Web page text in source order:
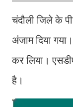
चंदौली जिले के
अंजाम दिया
कर लिया।
है।